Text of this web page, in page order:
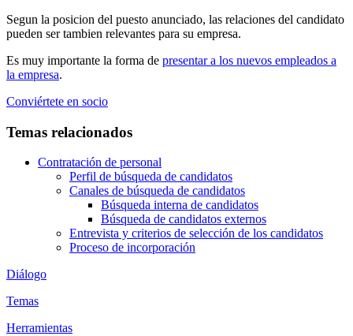
Segun la posicion del puesto anunciado, las relaciones del candidato
pueden ser tambien relevantes para su empresa.
Es muy importante la forma de presentar a los nuevos empleados a
la empresa.
Conviértete en socio
Temas relacionados
Contratación de personal
Perfil de búsqueda de candidatos
Canales de búsqueda de candidatos
Búsqueda interna de candidatos
Búsqueda de candidatos externos
Entrevista y criterios de selección de los candidatos
Proceso de incorporación
Diálogo
Temas
Herramientas